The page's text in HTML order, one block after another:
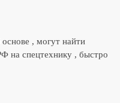
, могут найти
на спецтехнику , быстро